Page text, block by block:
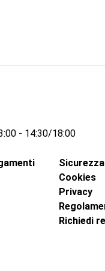
- 14:30/18:00
Sicurezza
Cookies
Privacy
Richiedi